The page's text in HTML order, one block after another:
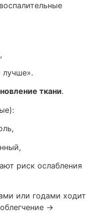
ткани.
риск ослабления
или годами ходит
→